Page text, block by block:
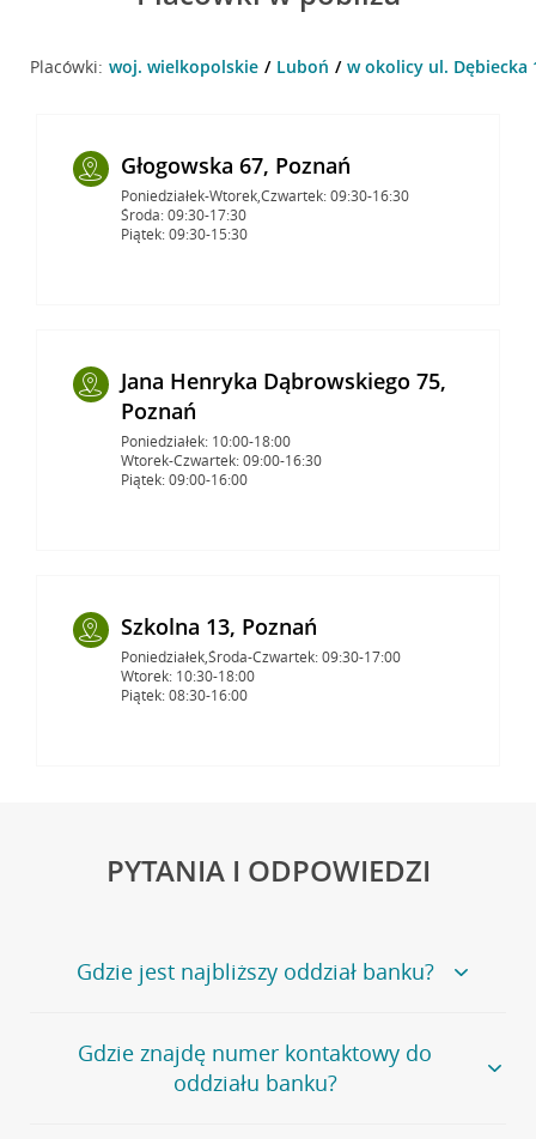
Placówki: woj. wielkopolskie Luboń w okolicy ul. Dębiecka
Głogowska 67, Poznań
Poniedziałek-Wtorek,Czwartek: 09:30-16:30
Środa: 09:30-17:30
Piątek: 09:30-15:30
Jana Henryka Dąbrowskiego 75,
Poznań
Poniedziałek: 10:00-18:00
Wtorek-Czwartek: 09:00-16:30
Piątek: 09:00-16:00
Szkolna 13, Poznań
Poniedziałek,Środa-Czwartek: 09:30-17:00
Wtorek: 10:30-18:00
Piątek: 08:30-16:00
PYTANIA I ODPOWIEDZI
Gdzie jest najbliższy oddział banku?
Jeśli szukasz oddziału naszego banku, zapraszamy na
stronęPlacówki i bankomaty, na której znajduje się
wygodna wyszukiwarka.
Gdzie znajdę numer kontaktowy do
oddziału banku?